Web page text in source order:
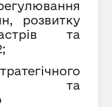
розвитку
та
та